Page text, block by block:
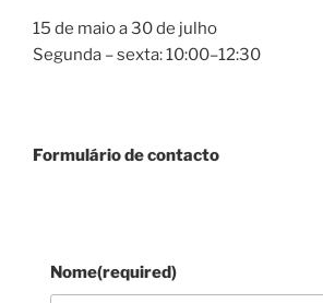
15 de maio a 30 de julho
Segunda – sexta: 10:00–12:30
Formulário de contacto
Nome(required)